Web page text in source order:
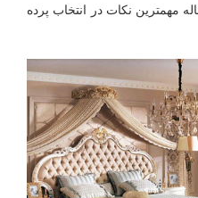
مهمترین نکات در انتخاب پرده